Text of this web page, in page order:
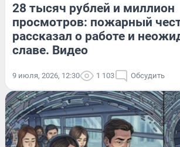
28 тысяч рублей и миллион
просмотров: пожарный
рассказал о работе и
славе. Видео
9 июля, 2026, 12:30 1 103 Обсудить